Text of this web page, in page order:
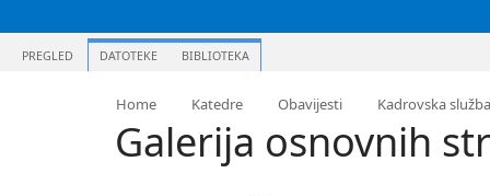
PREGLED DATOTEKE BIBLIOTEKA
Home Katedre Obavijesti Kadrovska služba
Galerija osnovnih